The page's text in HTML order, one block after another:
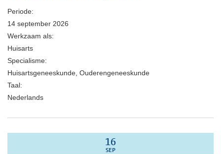
Periode:
14 september 2026
Werkzaam als:
Huisarts
Specialisme:
Huisartsgeneeskunde, Ouderengeneeskunde
Taal:
Nederlands
16
SEP